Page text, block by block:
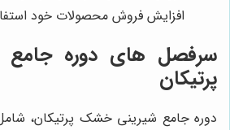
افزایش فروش محصولات خود
سرفصل های دوره
پرتیکان
دوره جامع شیرینی خشک پرتیکان،